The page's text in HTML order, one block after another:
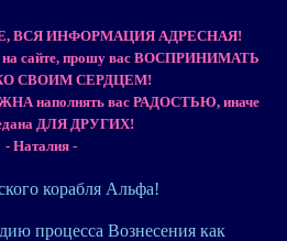
ВСЯ ИНФОРМАЦИЯ АДРЕСНАЯ!
сайте, прошу вас ВОСПРИНИМАТЬ
СВОИМ СЕРДЦЕМ!
наполнять вас РАДОСТЬЮ, иначе
ДЛЯ ДРУГИХ!
- Наталия -
корабля Альфа!
процесса Вознесения как